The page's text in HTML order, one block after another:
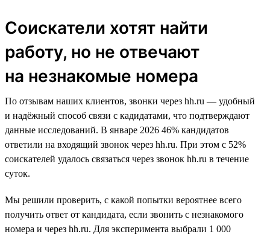
Соискатели хотят найти
работу, но не отвечают
на незнакомые номера
По отзывам наших клиентов, звонки через hh.ru — удобный
и надёжный способ связи с кадидатами, что подтверждают
данные исследований. В январе 2026 46% кандидатов
ответили на входящий звонок через hh.ru. При этом с 52%
соискателей удалось связаться через звонок hh.ru в течение
суток.
Мы решили проверить, с какой попытки вероятнее всего
получить ответ от кандидата, если звонить с незнакомого
номера и через hh.ru. Для эксперимента выбрали 1 000